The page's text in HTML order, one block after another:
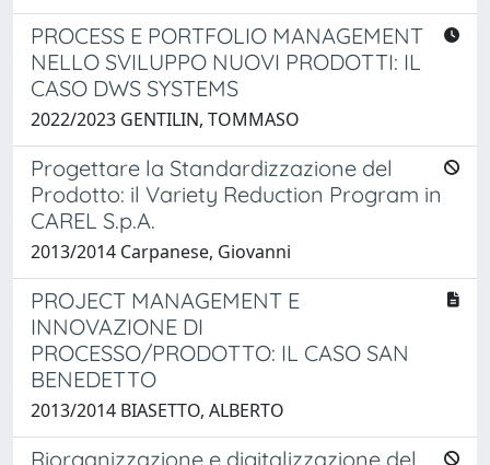
PROCESS E PORTFOLIO MANAGEMENT
NELLO SVILUPPO NUOVI PRODOTTI: IL
CASO DWS SYSTEMS
2022/2023 GENTILIN, TOMMASO
Progettare la Standardizzazione del
Prodotto: il Variety Reduction Program in
CAREL S.p.A.
2013/2014 Carpanese, Giovanni
PROJECT MANAGEMENT E
INNOVAZIONE DI
PROCESSO/PRODOTTO: IL CASO SAN
BENEDETTO
2013/2014 BIASETTO, ALBERTO
Riorganizzazione e digitalizzazione del